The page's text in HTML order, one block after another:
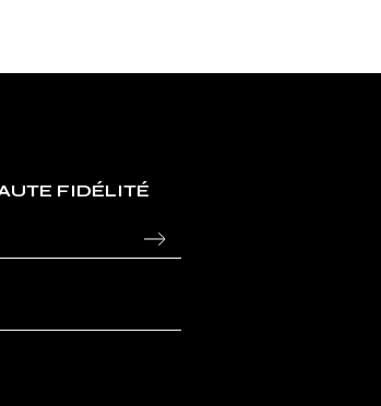
FIDÉLITÉ